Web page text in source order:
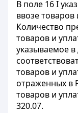
В поле 16 I
ввозе товаров
Количество
товаров и
указываемое
товаров и
отраженных в
товаров и
320.07.